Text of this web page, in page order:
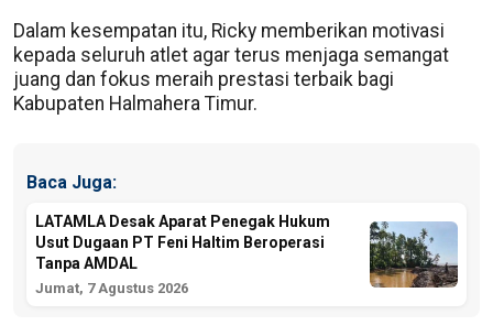
Dalam kesempatan itu, Ricky memberikan motivasi
kepada seluruh atlet agar terus menjaga semangat
juang dan fokus meraih prestasi terbaik bagi
Kabupaten Halmahera Timur.
Baca Juga:
LATAMLA Desak Aparat Penegak Hukum
Usut Dugaan PT Feni Haltim Beroperasi
Tanpa AMDAL
Jumat, 7 Agustus 2026